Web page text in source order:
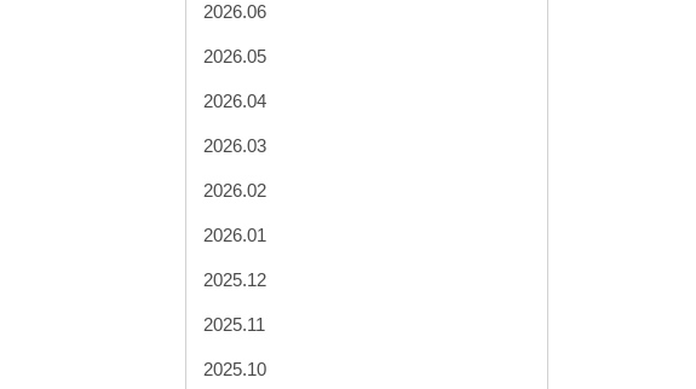
2026.06
2026.05
2026.04
2026.03
2026.02
2026.01
2025.12
2025.11
2025.10